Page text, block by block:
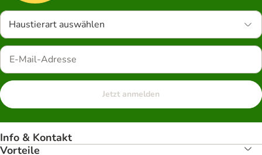
Haustierart auswählen
Jetzt anmelden
Info & Kontakt
Vorteile